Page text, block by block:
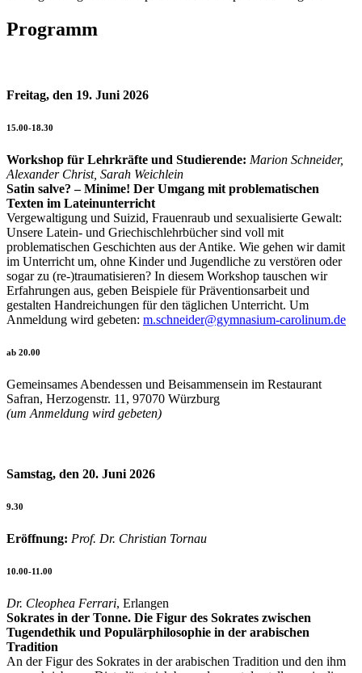
Programm
Freitag, den 19. Juni 2026
15.00-18.30
Workshop für Lehrkräfte und Studierende: Marion Schneider,
Alexander Christ, Sarah Weichlein
Satin salve? – Minime! Der Umgang mit problematischen
Texten im Lateinunterricht
Vergewaltigung und Suizid, Frauenraub und sexualisierte Gewalt:
Unsere Latein- und Griechischlehrbücher sind voll mit
problematischen Geschichten aus der Antike. Wie gehen wir damit
im Unterricht um, ohne Kinder und Jugendliche zu verstören oder
sogar zu (re-)traumatisieren? In diesem Workshop tauschen wir
Erfahrungen aus, geben Beispiele für Präventionsarbeit und
gestalten Handreichungen für den täglichen Unterricht. Um
Anmeldung wird gebeten: m.schneider@gymnasium-carolinum.de
ab 20.00
Gemeinsames Abendessen und Beisammensein im Restaurant
Safran, Herzogenstr. 11, 97070 Würzburg
(um Anmeldung wird gebeten)
Samstag, den 20. Juni 2026
9.30
Eröffnung: Prof. Dr. Christian Tornau
10.00-11.00
Dr. Cleophea Ferrari, Erlangen
Sokrates in der Tonne. Die Figur des Sokrates zwischen
Tugendethik und Populärphilosophie in der arabischen
Tradition
An der Figur des Sokrates in der arabischen Tradition und den ihm